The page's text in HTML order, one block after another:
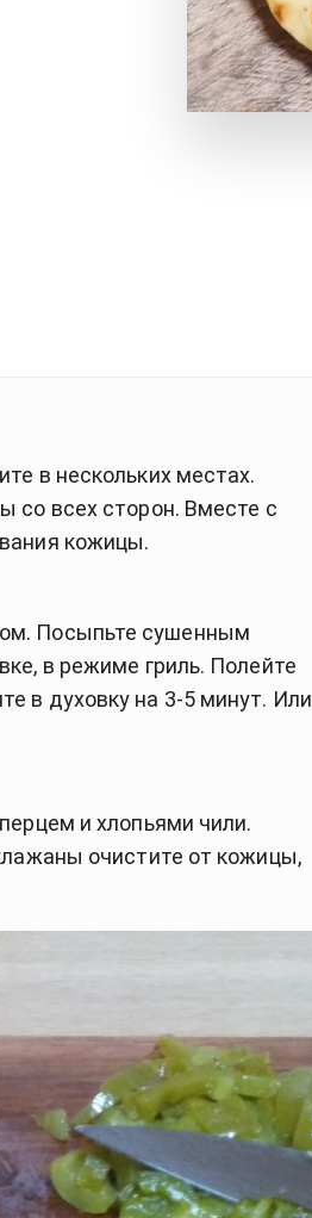
в нескольких местах.
со всех сторон. Вместе с
кожицы.
Посыпьте сушенным
в режиме гриль. Полейте
в духовку на 3-5 минут. Или
и хлопьями чили.
очистите от кожицы,